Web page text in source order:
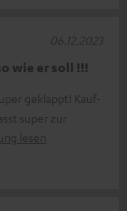
wie er soll !!!
geklappt! Kauf-
super zur
lesen
06.12.2023